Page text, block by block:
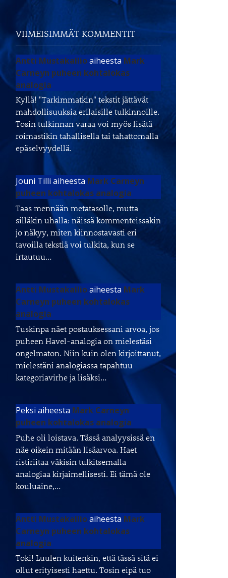
VIIMEISIMMÄT KOMMENTIT
Antti Mustakallioaiheesta Mark
Carneyn puheen kohtalokas
analogia
Kyllä! "Tarkimmatkin" tekstit jättävät
mahdollisuuksia erilaisille tulkinnoille.
Tosin tulkinnan varaa voi myös lisätä
roimastikin tahallisella tai tahattomalla
epäselvyydellä.
Jouni Tilli aiheesta Mark Carneyn
puheen kohtalokas analogia
Taas mennään metatasolle, mutta
silläkin uhalla: näissä kommenteissakin
jo näkyy, miten kiinnostavasti eri
tavoilla tekstiä voi tulkita, kun se
irtautuu…
Antti Mustakallioaiheesta Mark
Carneyn puheen kohtalokas
analogia
Tuskinpa näet postauksessani arvoa, jos
puheen Havel-analogia on mielestäsi
ongelmaton. Niin kuin olen kirjoittanut,
mielestäni analogiassa tapahtuu
kategoriavirhe ja lisäksi…
Peksi aiheesta Mark Carneyn
puheen kohtalokas analogia
Puhe oli loistava. Tässä analyysissä en
näe oikein mitään lisäarvoa. Haet
ristiriitaa väkisin tulkitsemalla
analogiaa kirjaimellisesti. Ei tämä ole
kouluaine,…
Antti Mustakallioaiheesta Mark
Carneyn puheen kohtalokas
analogia
Toki! Luulen kuitenkin, että tässä sitä ei
ollut erityisesti haettu. Tosin eipä tuo